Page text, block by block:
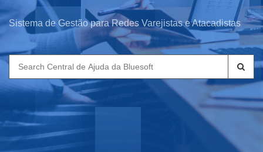
Sistema de Gestão para Redes Varejistas e Atacadistas
Search
for: